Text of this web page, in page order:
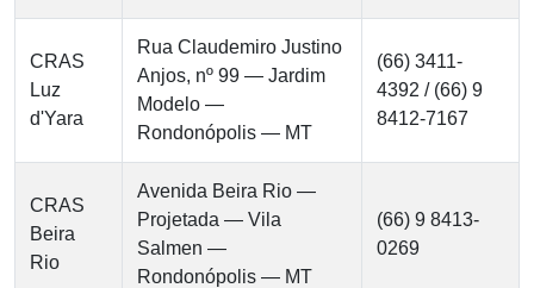
CRAS
Luz
d'Yara
Rua Claudemiro Justino
Anjos, nº 99 — Jardim
Modelo —
Rondonópolis — MT
(66) 3411-
4392 / (66) 9
8412-7167
CRAS
Beira
Rio
Avenida Beira Rio —
Projetada — Vila
Salmen —
Rondonópolis — MT
(66) 9 8413-
0269